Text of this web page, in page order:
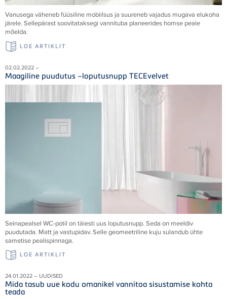
Vanusega väheneb füüsiline mobiilsus ja suureneb vajadus mugava elukoha
järele. Sellepärast soovitataksegi vannituba planeerides homse peale
mõelda.
LOE ARTIKLIT
02.02.2022 –
Maagiline puudutus –loputusnupp TECEvelvet
Seinapealsel WC-potil on täiesti uus loputusnupp. Seda on meeldiv
puudutada. Matt ja vastupidav. Selle geomeetriline kuju sulandub ühte
sametise pealispinnaga.
LOE ARTIKLIT
24.01.2022 – UUDISED
Mida tasub uue kodu omanikel vannitoa sisustamise kohta
teada